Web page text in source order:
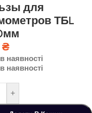
для
ТБL
₴
наявності
наявності
+